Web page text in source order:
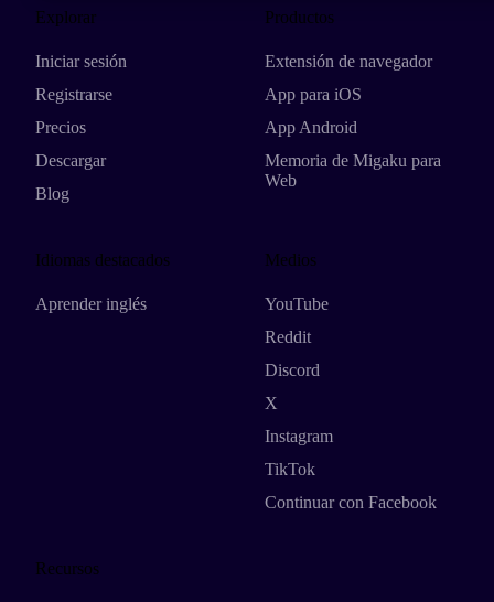
Explorar
Iniciar sesión
Registrarse
Precios
Descargar
Blog
Productos
Extensión de navegador
App para iOS
App Android
Memoria de Migaku para
Web
Idiomas destacados
Aprender inglés
Medios
YouTube
Reddit
Discord
X
Instagram
TikTok
Continuar con Facebook
Recursos